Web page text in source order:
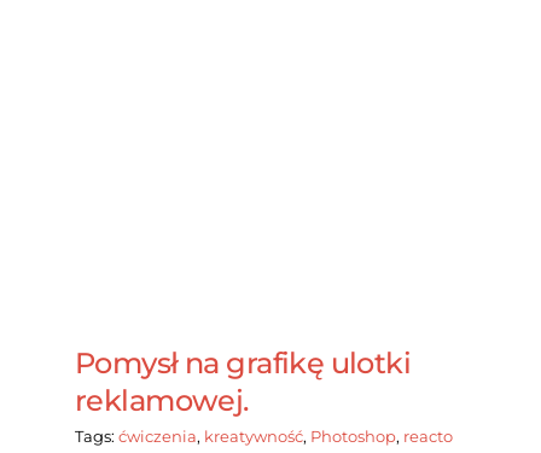
Pomysł na grafikę ulotki
reklamowej.
Tags: ćwiczenia, kreatywność, Photoshop, reacto